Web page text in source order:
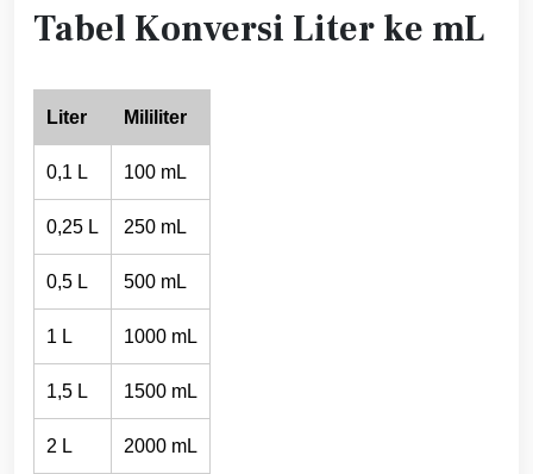
Tabel Konversi Liter ke mL
Liter Mililiter
0,1 L 100 mL
0,25 L 250 mL
0,5 L 500 mL
1 L 1000 mL
1,5 L 1500 mL
2 L 2000 mL